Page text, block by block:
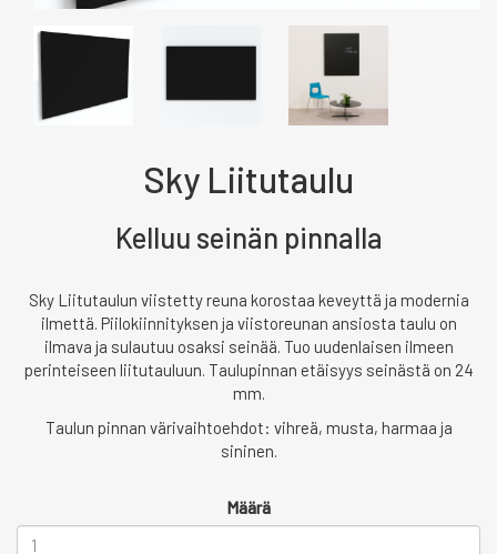
Sky Liitutaulu
Kelluu seinän pinnalla
Sky Liitutaulun viistetty reuna korostaa keveyttä ja modernia
ilmettä. Piilokiinnityksen ja viistoreunan ansiosta taulu on
ilmava ja sulautuu osaksi seinää. Tuo uudenlaisen ilmeen
perinteiseen liitutauluun. Taulupinnan etäisyys seinästä on 24
mm.
Taulun pinnan värivaihtoehdot: vihreä, musta, harmaa ja
sininen.
Määrä